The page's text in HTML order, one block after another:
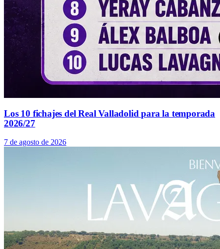
Los 10 fichajes del Real Valladolid para la temporada
2026/27
7 de agosto de 2026